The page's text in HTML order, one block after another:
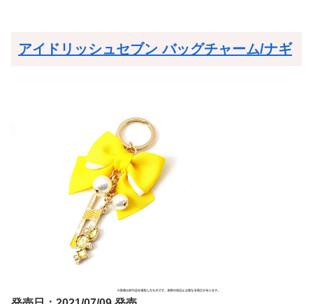
アイドリッシュセブン バッグチャーム/ナギ